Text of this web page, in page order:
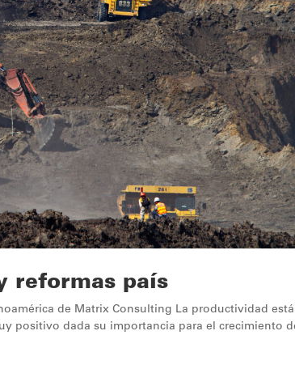
reformas país
de Matrix Consulting La productividad está
positivo dada su importancia para el crecimiento